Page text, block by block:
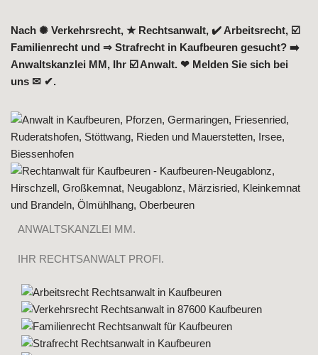
Nach ✺ Verkehrsrecht, ★ Rechtsanwalt, ✔️ Arbeitsrecht, ☑️
Familienrecht und ⇒ Strafrecht in Kaufbeuren gesucht? ➡️
Anwaltskanzlei MM, Ihr ☑️ Anwalt. ❤ Melden Sie sich bei
uns ✉ ✔.
ANWALTSKANZLEI MM.
IHR RECHTSANWALT PROFI.